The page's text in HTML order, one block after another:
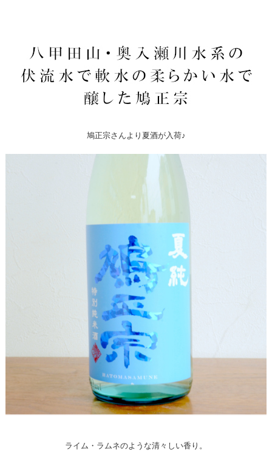
鳩正宗さんより夏酒が入荷♪
ライム・ラムネのような清々しい香り。